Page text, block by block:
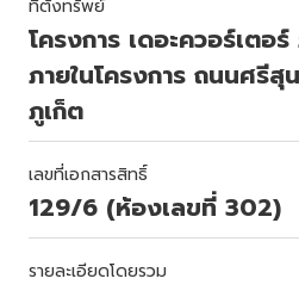
ที่ตั้งทรัพย์
โครงการ เดอะควอร์เตอ
ภายในโครงการ ถนนศรีสุ
ภูเก็ต
เลขที่เอกสารสิทธิ์
129/6 (ห้องเลขที่ 302)
รายละเอียดโดยรวม